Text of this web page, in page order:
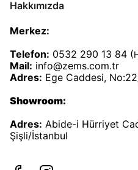
Hakkımızda
Merkez:
Telefon: 0532 290 13 84 (
Mail: info@zems.com.tr
Adres: Ege Caddesi,
Showroom:
Adres: Abide-i Hürriyet
Şişli/İstanbul